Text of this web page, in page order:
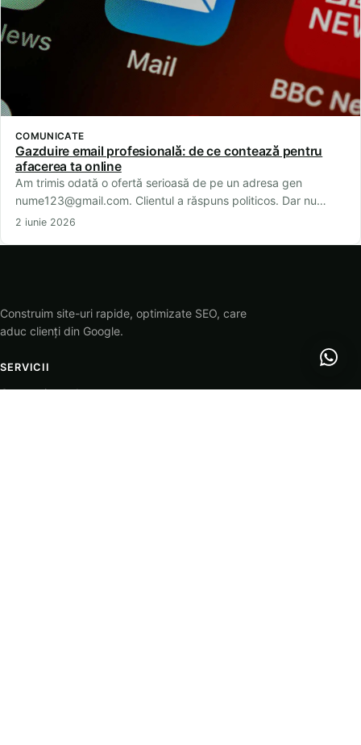
COMUNICATE
Gazduire email profesională: de ce contează pentru
afacerea ta online
Am trimis odată o ofertă serioasă de pe un adresa gen
nume123@gmail.com. Clientul a răspuns politicos. Dar nu…
2 iunie 2026
Construim site-uri rapide, optimizate SEO, care
aduc clienți din Google.
SERVICII
Creare site web